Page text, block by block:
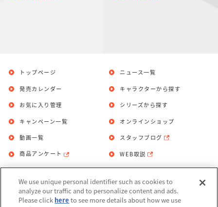
トップページ
発売カレンダー
お気に入り管理
ニュース一覧
キャラクターから探す
シリーズから探す
キャンペーン一覧
動画一覧
商品アンケート
オンラインショップ
スタッフブログ
WEB取説
お問い合わせ 個人情報保護方針
We use unique personal identifier such as cookies to
analyze our traffic and to personalize content and ads.
Please click here to see more details about how we use